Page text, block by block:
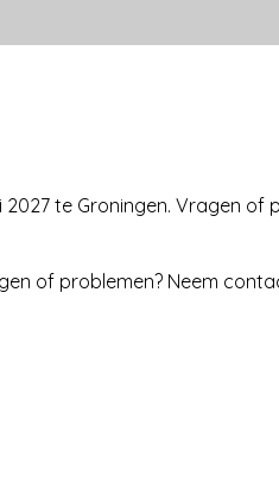
te Groningen. Vragen of
of problemen? Neem